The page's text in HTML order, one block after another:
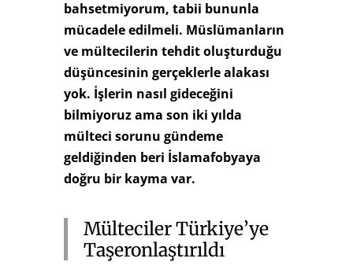
bahsetmiyorum, tabii bununla
mücadele edilmeli. Müslümanların
ve mültecilerin tehdit oluşturduğu
düşüncesinin gerçeklerle alakası
yok. İşlerin nasıl gideceğini
bilmiyoruz ama son iki yılda
mülteci sorunu gündeme
geldiğinden beri İslamafobyaya
doğru bir kayma var.
Mülteciler Türkiye’ye
Taşeronlaştırıldı